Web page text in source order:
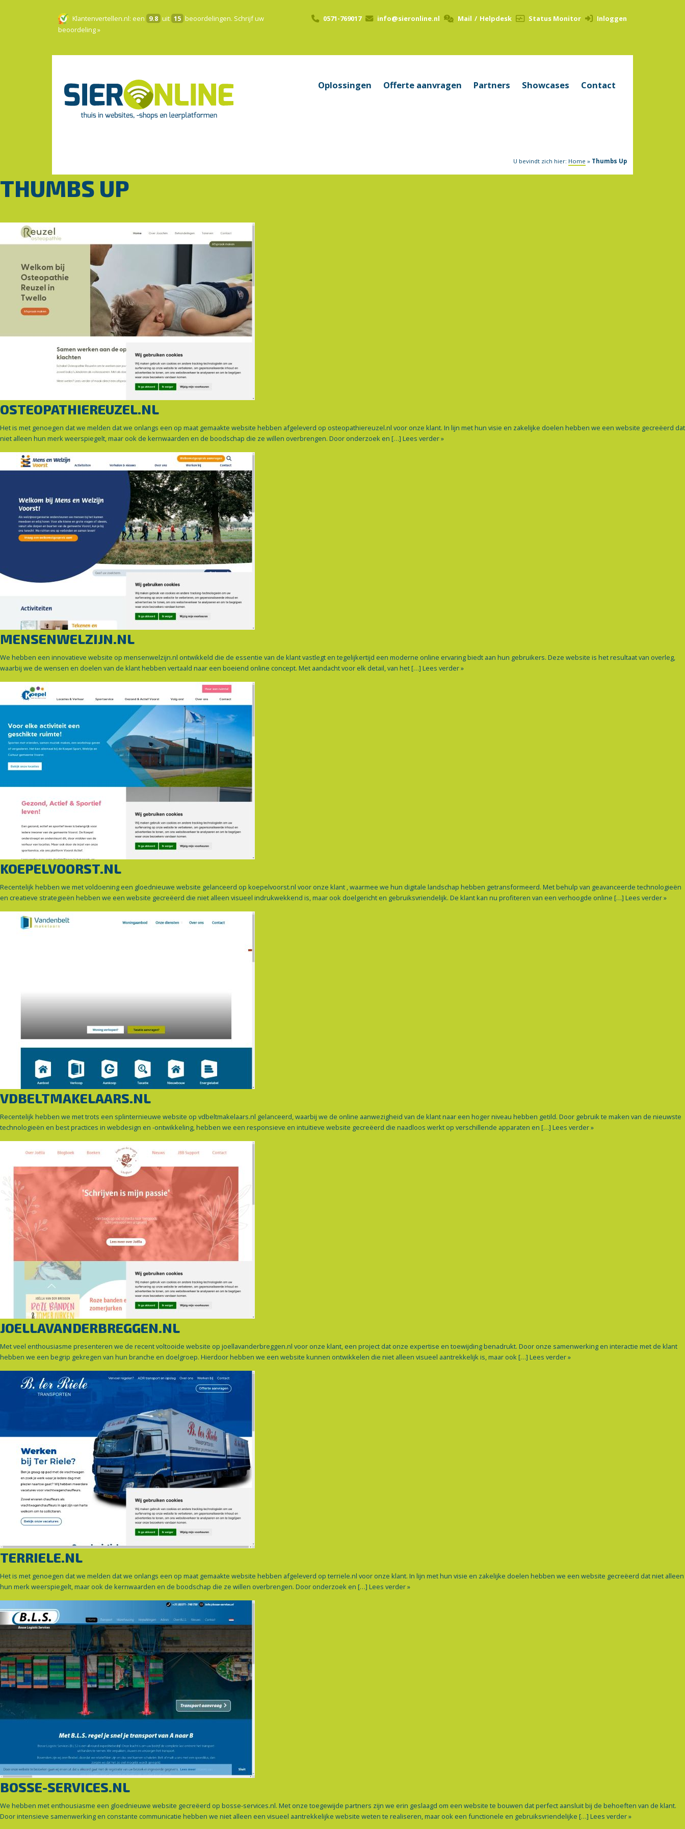
Klantenvertellen.nl: een 9.8 uit 15 beoordelingen. Schrijf uw
beoordeling »
0571-769017 info@sieronline.nl Mail / Helpdesk Status Monitor Inloggen
Oplossingen Offerte aanvragen Partners Showcases Contact
U bevindt zich hier: Home » Thumbs Up
THUMBS UP
OSTEOPATHIEREUZEL.NL
Het is met genoegen dat we melden dat we onlangs een op maat gemaakte website hebben afgeleverd op osteopathiereuzel.nl voor onze klant. In lijn met hun visie en zakelijke doelen hebben we een website gecreëerd dat
niet alleen hun merk weerspiegelt, maar ook de kernwaarden en de boodschap die ze willen overbrengen. Door onderzoek en […] Lees verder »
MENSENWELZIJN.NL
We hebben een innovatieve website op mensenwelzijn.nl ontwikkeld die de essentie van de klant vastlegt en tegelijkertijd een moderne online ervaring biedt aan hun gebruikers. Deze website is het resultaat van overleg,
waarbij we de wensen en doelen van de klant hebben vertaald naar een boeiend online concept. Met aandacht voor elk detail, van het […] Lees verder »
KOEPELVOORST.NL
Recentelijk hebben we met voldoening een gloednieuwe website gelanceerd op koepelvoorst.nl voor onze klant , waarmee we hun digitale landschap hebben getransformeerd. Met behulp van geavanceerde technologieën
en creatieve strategieën hebben we een website gecreëerd die niet alleen visueel indrukwekkend is, maar ook doelgericht en gebruiksvriendelijk. De klant kan nu profiteren van een verhoogde online […] Lees verder »
VDBELTMAKELAARS.NL
Recentelijk hebben we met trots een splinternieuwe website op vdbeltmakelaars.nl gelanceerd, waarbij we de online aanwezigheid van de klant naar een hoger niveau hebben getild. Door gebruik te maken van de nieuwste
technologieën en best practices in webdesign en -ontwikkeling, hebben we een responsieve en intuïtieve website gecreëerd die naadloos werkt op verschillende apparaten en […] Lees verder »
JOELLAVANDERBREGGEN.NL
Met veel enthousiasme presenteren we de recent voltooide website op joellavanderbreggen.nl voor onze klant, een project dat onze expertise en toewijding benadrukt. Door onze samenwerking en interactie met de klant
hebben we een begrip gekregen van hun branche en doelgroep. Hierdoor hebben we een website kunnen ontwikkelen die niet alleen visueel aantrekkelijk is, maar ook […] Lees verder »
TERRIELE.NL
Het is met genoegen dat we melden dat we onlangs een op maat gemaakte website hebben afgeleverd op terriele.nl voor onze klant. In lijn met hun visie en zakelijke doelen hebben we een website gecreëerd dat niet alleen
hun merk weerspiegelt, maar ook de kernwaarden en de boodschap die ze willen overbrengen. Door onderzoek en […] Lees verder »
BOSSE-SERVICES.NL
We hebben met enthousiasme een gloednieuwe website gecreëerd op bosse-services.nl. Met onze toegewijde partners zijn we erin geslaagd om een website te bouwen dat perfect aansluit bij de behoeften van de klant.
Door intensieve samenwerking en constante communicatie hebben we niet alleen een visueel aantrekkelijke website weten te realiseren, maar ook een functionele en gebruiksvriendelijke […] Lees verder »